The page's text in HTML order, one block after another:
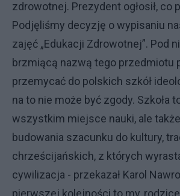
zdrowotnej. Prezydent ogłosił, co
Podjęliśmy decyzję o wypisaniu
zajęć „Edukacji Zdrowotnej”. Pod
brzmiącą nazwą tego przedmiotu
przemycać do polskich szkół
na to nie może być zgody. Szkoła
wszystkim miejsce nauki, ale
budowania szacunku do kultury,
chrześcijańskich, z których
cywilizacja - przekazał Karol
pierwszej kolejności to my,